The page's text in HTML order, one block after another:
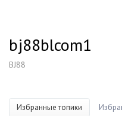
bj88blcom1
BJ88
Избранные топики